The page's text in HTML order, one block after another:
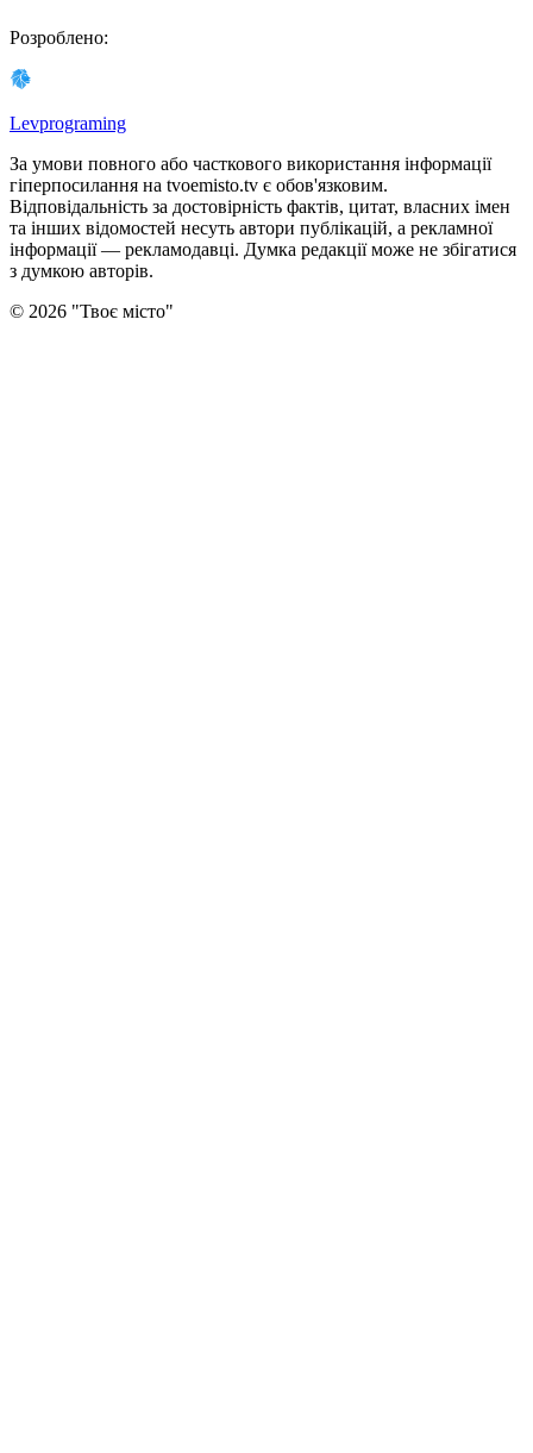
Розроблено:
Levprograming
За умови повного або часткового використання iнформацiї
гіперпосилання на tvoemisto.tv є обов'язковим.
Відповідальність за достовірність фактів, цитат, власних імен
та інших відомостей несуть автори публікацій, а рекламної
інформації — рекламодавці. Думка редакцiї може не збiгатися
з думкою авторiв.
© 2026 "Твоє місто"